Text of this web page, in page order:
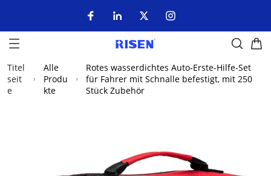
Titel
seit
e
Alle
Produ
kte
Rotes wasserdichtes Auto-Erste-Hilfe-Set
für Fahrer mit Schnalle befestigt, mit 250
Stück Zubehör